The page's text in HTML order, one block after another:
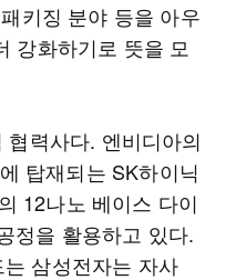
키징 분야 등을 아우
강화하기로 뜻을 모
력사다. 엔비디아의
탑재되는 SK하이닉
12나노 베이스 다이
정을 활용하고 있다.
삼성전자는 자사